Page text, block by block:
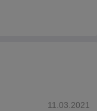
11.03.2021